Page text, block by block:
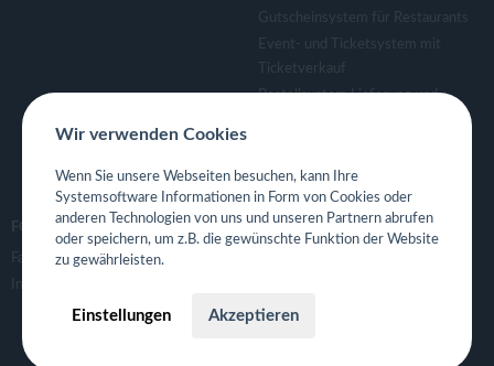
Gutscheinsystem für Restaurants
Event- und Ticketsystem mit
Ticketverkauf
Bestellsystem Lieferung und
Eigene App für Restaurant
FOLGE UNS
Facebook
Instagram
Wir verwenden Cookies
Wenn Sie unsere Webseiten besuchen, kann Ihre
Systemsoftware Informationen in Form von Cookies oder
anderen Technologien von uns und unseren Partnern abrufen
oder speichern, um z.B. die gewünschte Funktion der Website
zu gewährleisten.
Einstellungen Akzeptieren